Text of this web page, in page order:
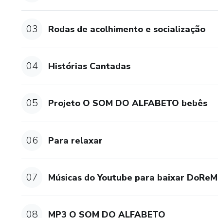
03 Rodas de acolhimento e socialização
04 Histórias Cantadas
05 Projeto O SOM DO ALFABETO bebês
06 Para relaxar
07 Músicas do Youtube para baixar
08 MP3 O SOM DO ALFABETO